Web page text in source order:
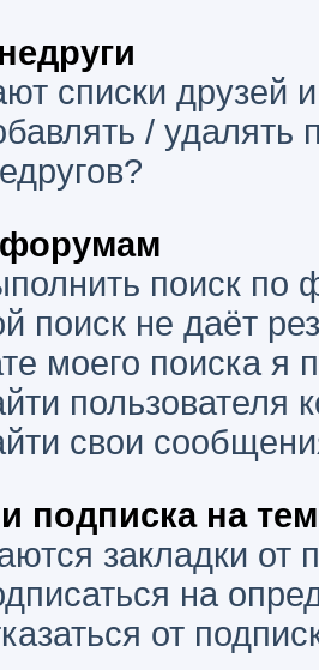
списки друзей
/ удалять
поиск
поиск не даёт
моего поиска я
пользователя
свои
подписка на
закладки от
на
от